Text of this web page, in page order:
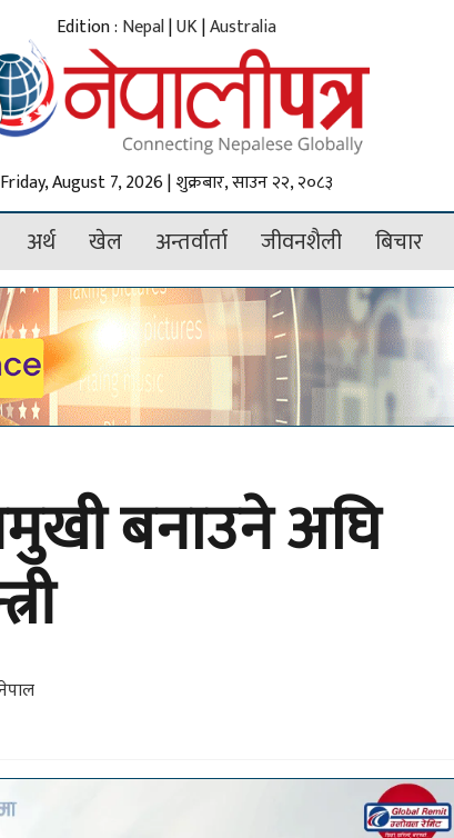
Edition : Nepal|UK|Australia
Friday, August 7, 2026 | शुक्रबार, साउन २२, २०८३
अर्थ खेल अन्तर्वार्ता जीवनशैली बिचार
बनाउने अघि